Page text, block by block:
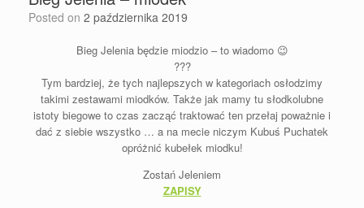
Posted on 2 października 2019
Bieg Jelenia będzie miodzio – to wiadomo 😉
???
Tym bardziej, że tych najlepszych w kategoriach osłodzimy
takimi zestawami miodków. Także jak mamy tu słodkolubne
istoty biegowe to czas zacząć traktować ten przełaj poważnie i
dać z siebie wszystko … a na mecie niczym Kubuś Puchatek
opróżnić kubełek miodku!
Zostań Jeleniem
ZAPISY